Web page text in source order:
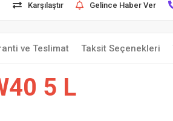
Karşılaştır Gelince Haber Ver
ve Teslimat Taksit Seçenekleri
5 L